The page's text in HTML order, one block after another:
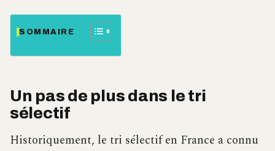
SOMMAIRE
Un pas de plus dans le tri
sélectif
Historiquement, le tri sélectif en France a connu